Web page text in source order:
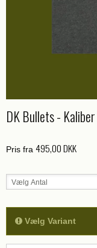
DK Bullets -
Pris fra 495,00 DKK
Vælg Antal
Vælg Variant